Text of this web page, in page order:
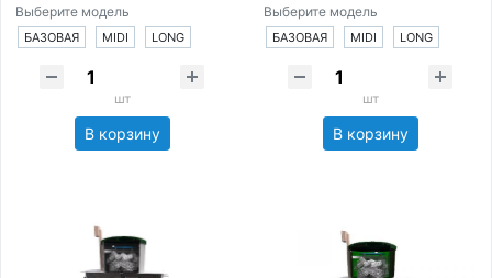
Выберите модель
БАЗОВАЯ MIDI LONG
шт
В корзину
Выберите модель
БАЗОВАЯ MIDI LONG
шт
В корзину